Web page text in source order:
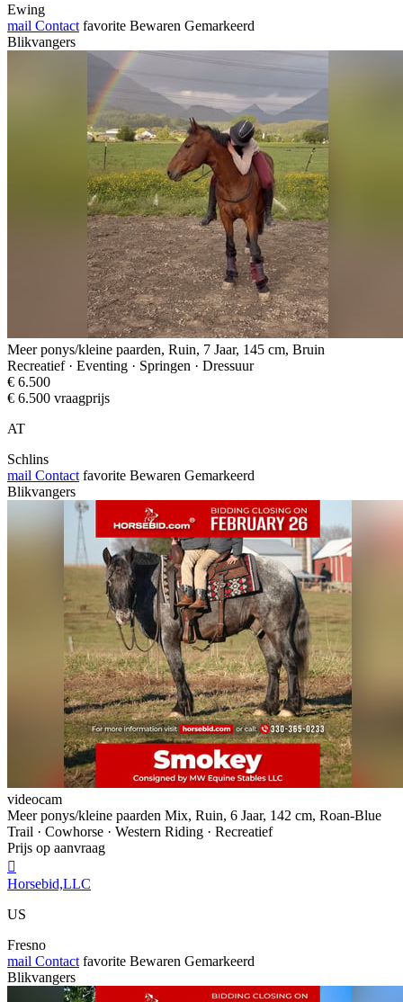
Ewing
mail Contact favorite Bewaren Gemarkeerd
Blikvangers
Meer ponys/kleine paarden, Ruin, 7 Jaar, 145 cm, Bruin
Recreatief · Eventing · Springen · Dressuur
€ 6.500
€ 6.500 vraagprijs
AT
Schlins
mail Contact favorite Bewaren Gemarkeerd
Blikvangers
videocam
Meer ponys/kleine paarden Mix, Ruin, 6 Jaar, 142 cm, Roan-Blue
Trail · Cowhorse · Western Riding · Recreatief
Prijs op aanvraag

Horsebid,LLC
US
Fresno
mail Contact favorite Bewaren Gemarkeerd
Blikvangers